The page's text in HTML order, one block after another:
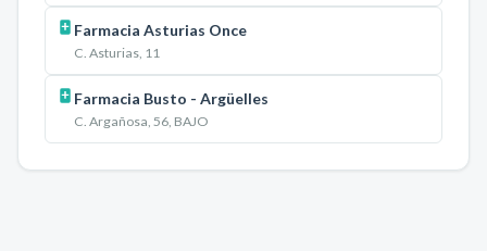
Farmacia Asturias Once
C. Asturias, 11
Farmacia Busto - Argüelles
C. Argañosa, 56, BAJO